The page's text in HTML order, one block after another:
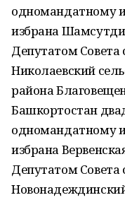
одномандатному
избрана
Депутатом Совета
Николаевский
района
Башкортостан
одномандатному
избрана
Депутатом Совета